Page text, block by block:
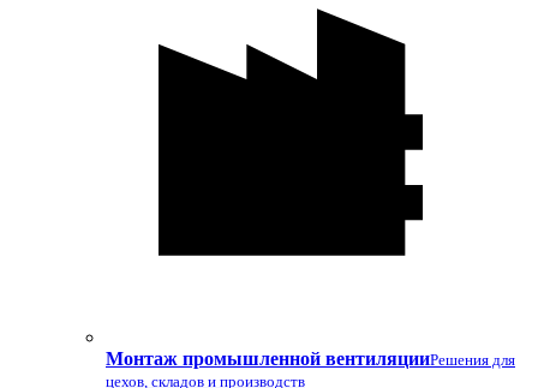
Монтаж промышленной вентиляцииРешения для
цехов, складов и производств